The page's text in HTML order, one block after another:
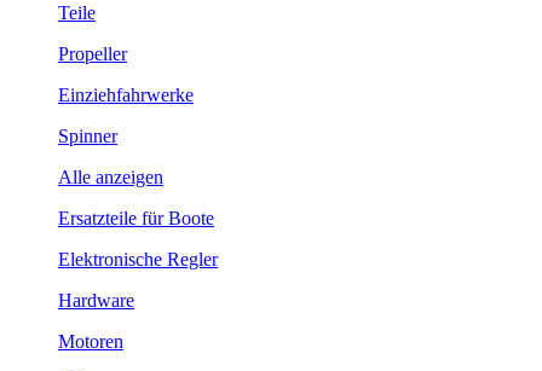
Teile
Propeller
Einziehfahrwerke
Spinner
Alle anzeigen
Ersatzteile für Boote
Elektronische Regler
Hardware
Motoren